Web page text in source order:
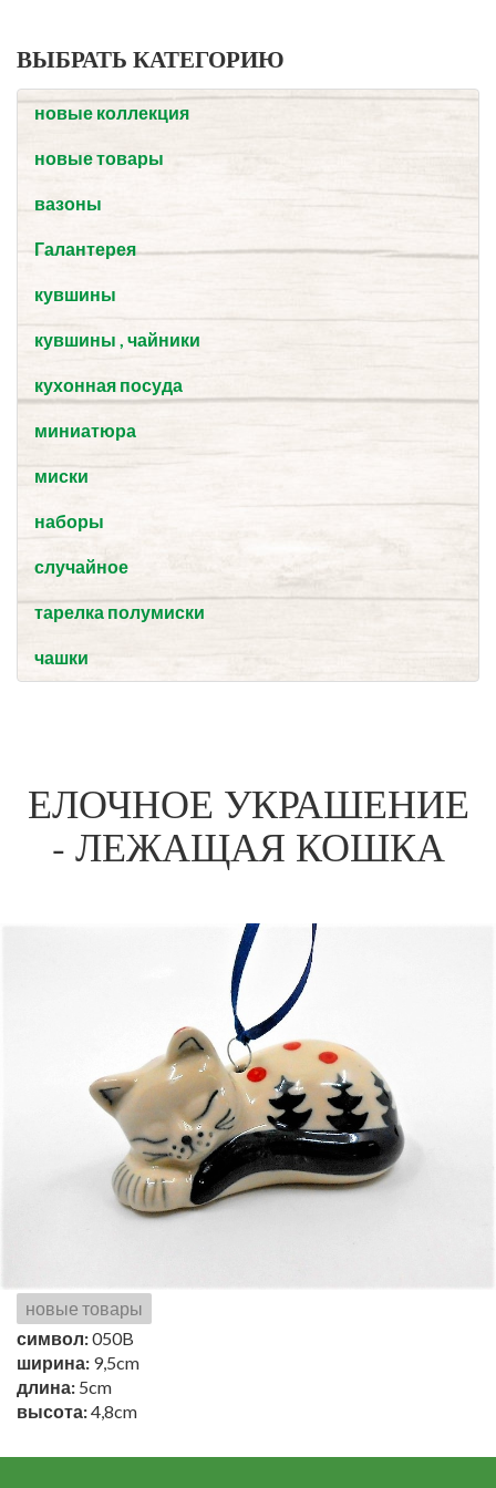
ВЫБРАТЬ КАТЕГОРИЮ
новые коллекция
новые товары
вазоны
Галантерея
кувшины
кувшины , чайники
кухонная посуда
миниатюра
миски
наборы
случайное
тарелка полумиски
чашки
ЕЛОЧНОЕ УКРАШЕНИЕ
- ЛЕЖАЩАЯ КОШКА
новые товары
символ:050B
ширина: 9,5cm
длина: 5cm
высота:4,8cm